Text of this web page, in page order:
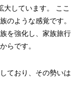
大しています。 ここ
のような感覚です。
を強化し、家族旅行
らです。
ており、その勢いは